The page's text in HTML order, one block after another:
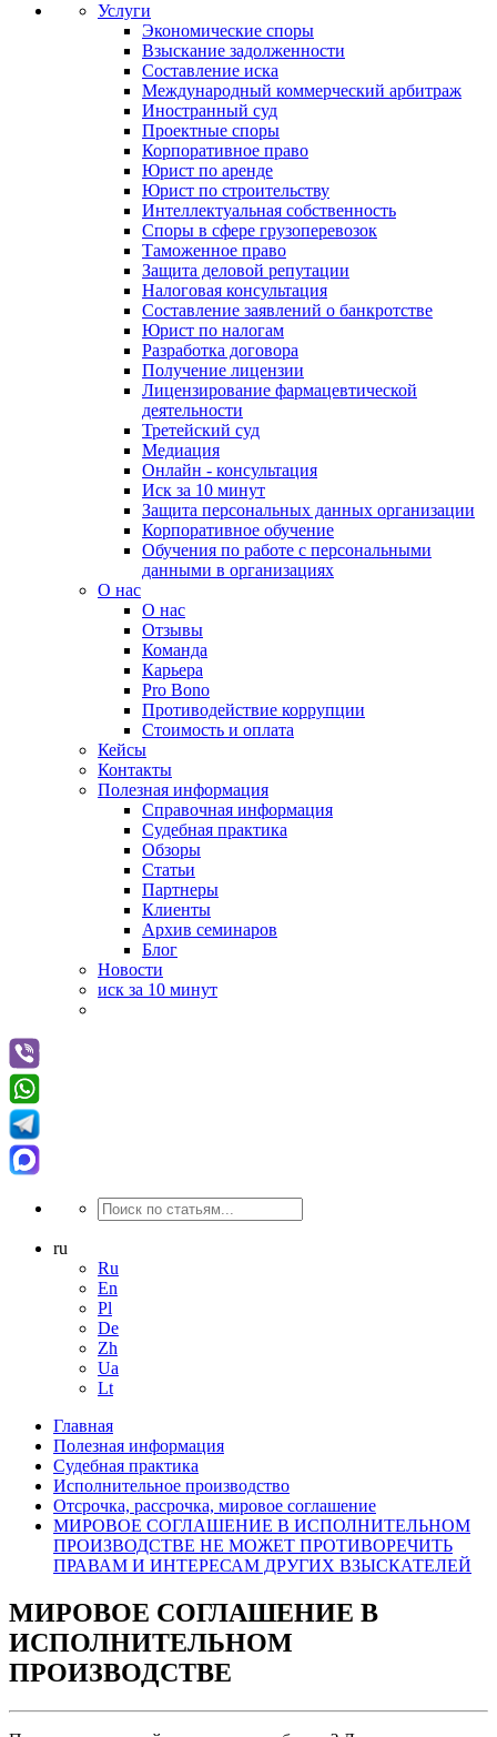
Услуги
Экономические споры
Взыскание задолженности
Составление иска
Международный коммерческий арбитраж
Иностранный суд
Проектные споры
Корпоративное право
Юрист по аренде
Юрист по строительству
Интеллектуальная собственность
Споры в сфере грузоперевозок
Таможенное право
Защита деловой репутации
Налоговая консультация
Составление заявлений о банкротстве
Юрист по налогам
Разработка договора
Получение лицензии
Лицензирование фармацевтической
деятельности
Третейский суд
Медиация
Онлайн - консультация
Иск за 10 минут
Защита персональных данных организации
Корпоративное обучение
Обучения по работе с персональными
данными в организациях
О нас
О нас
Отзывы
Команда
Карьера
Pro Bono
Противодействие коррупции
Стоимость и оплата
Кейсы
Контакты
Полезная информация
Справочная информация
Судебная практика
Обзоры
Статьи
Партнеры
Клиенты
Архив семинаров
Блог
Новости
иск за 10 минут
ru
Ru
En
Pl
De
Zh
Ua
Lt
Главная
Полезная информация
Судебная практика
Исполнительное производство
Отсрочка, рассрочка, мировое соглашение
МИРОВОЕ СОГЛАШЕНИЕ В ИСПОЛНИТЕЛЬНОМ
ПРОИЗВОДСТВЕ НЕ МОЖЕТ ПРОТИВОРЕЧИТЬ
ПРАВАМ И ИНТЕРЕСАМ ДРУГИХ ВЗЫСКАТЕЛЕЙ
МИРОВОЕ СОГЛАШЕНИЕ В
ИСПОЛНИТЕЛЬНОМ
ПРОИЗВОДСТВЕ